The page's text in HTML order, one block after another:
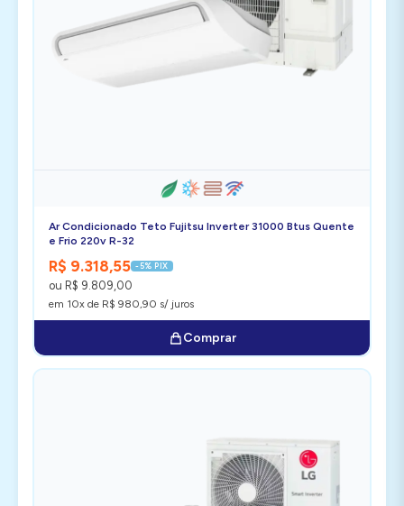
Ar Condicionado Teto Fujitsu Inverter 31000 Btus Quente
e Frio 220v R-32
R$ 9.318,55 -5% PIX
ou R$ 9.809,00
em 10x de R$ 980,90 s/ juros
Comprar